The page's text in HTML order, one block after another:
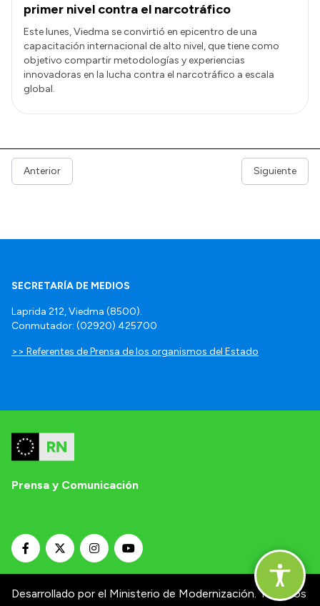
primer nivel contra el narcotráfico
Este lunes, Viedma se convirtió en epicentro de una
capacitación internacional de alto nivel, que tiene como
objetivo compartir metodologías y experiencias
innovadoras en la lucha contra el narcotráfico a escala
global.
Anterior Siguiente
SECRETARÍA DE MEDIOS
Laprida 212, Viedma (8500).
Conmutador: (02920) 425700
>> Referentes de Prensa de los organismos del Estado
Prensa y Comunicación
Desarrollado por el Ministerio de Modernización. Términos